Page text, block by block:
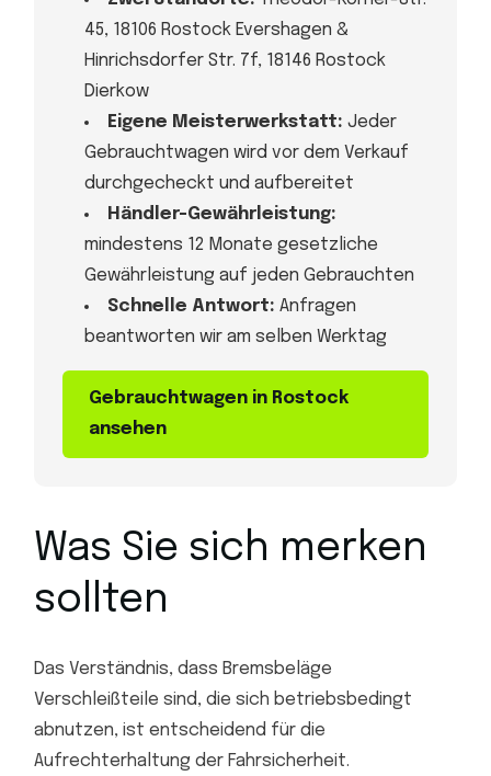
45, 18106 Rostock Evershagen &
Hinrichsdorfer Str. 7f, 18146 Rostock
Dierkow
Eigene Meisterwerkstatt: Jeder
Gebrauchtwagen wird vor dem Verkauf
durchgecheckt und aufbereitet
Händler-Gewährleistung:
mindestens 12 Monate gesetzliche
Gewährleistung auf jeden Gebrauchten
Schnelle Antwort: Anfragen
beantworten wir am selben Werktag
Gebrauchtwagen in Rostock
ansehen
Was Sie sich merken
sollten
Das Verständnis, dass Bremsbeläge
Verschleißteile sind, die sich betriebsbedingt
abnutzen, ist entscheidend für die
Aufrechterhaltung der Fahrsicherheit.